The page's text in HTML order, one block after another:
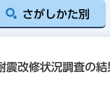
さがしかた別
震改修状況調査の